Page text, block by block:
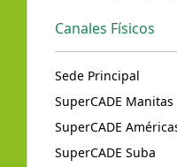
Canales Físicos
Sede Principal
SuperCADE Manitas
SuperCADE
SuperCADE Suba